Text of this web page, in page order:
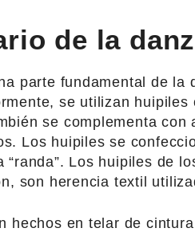
de la
parte fundamental de la
se utilizan huipiles
se complementa con
Los huipiles se
“randa”. Los huipiles de
son herencia textil
hechos en telar de